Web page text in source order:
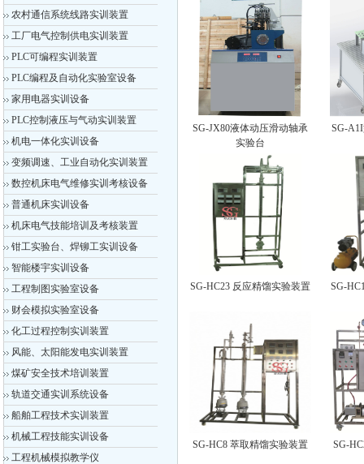
农村通信系统线路实训装置
工厂电气控制供电实训装置
PLC可编程实训装置
PLC编程及自动化实验室设备
家用电器实训设备
PLC控制液压与气动实训装置
机电一体化实训设备
变频调速、工业自动化实训装置
数控机床电气维修实训考核设备
普通机床实训设备
机床电气技能培训及考核装置
钳工实验台、焊铆工实训设备
智能楼宇实训设备
工程制图实验室设备
财会模拟实验室设备
化工过程控制实训装置
风能、太阳能发电实训装置
煤矿安全技术培训装置
轨道交通实训系统设备
船舶工程技术实训装置
机械工程技能实训设备
工程机械模拟教学仪
SG-JX80液体动压滑动轴承
实验台
SG-
SG-HC23 反应精馏实验装置 SG-
SG-HC8 萃取精馏实验装置 SG-